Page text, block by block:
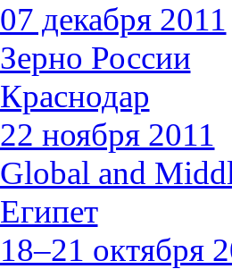
07 декабря 2011
Зерно России
Краснодар
22 ноября 2011
Global and
Египет
18–21 октября